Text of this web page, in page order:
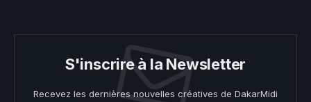
S'inscrire à la Newsletter
Recevez les dernières nouvelles créatives de DakarMidi